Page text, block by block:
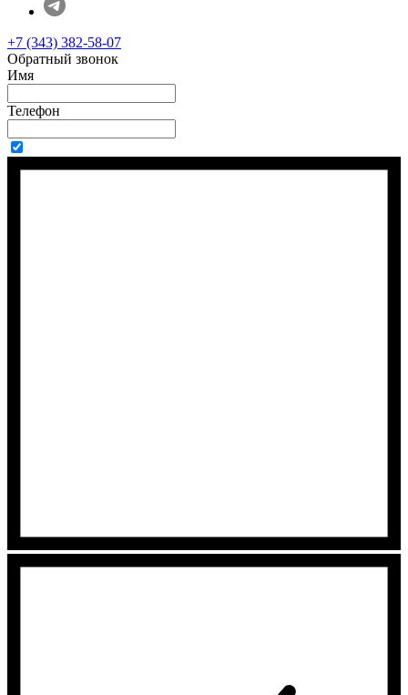
+7 (343) 382-58-07
Обратный звонок
Имя
Телефон